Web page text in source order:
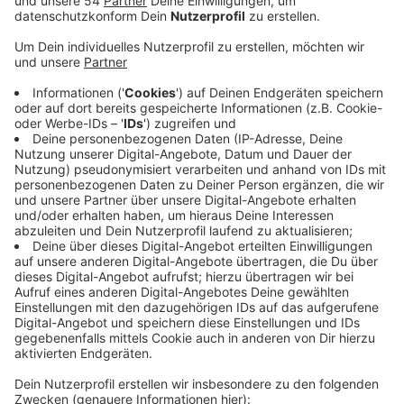
Anzeige
In den nächsten Tagen und Wochen sollen auch
entsprechende Schilder und Hinweistafeln aufgestellt
werden. Schon Anfang der Woche hatte die Stadt eine
erweiterte Maskenpflicht angeordnet. Sie gilt nach
wie vor in weiten Teilen der Innenstädte Gladbachs
und Rheydts - und eben auch auf dem Fahrrad oder E-
Scooter. Wo dort genau ein Mund-Nasen-Schutz
getragen werden muss, könnt Ihr auf radio901.de oder
auf der Website der Stadt nachlesen. Die ab heute
geltende Sperrstunde in der Gastronomie wirkt sich
auch auf die Nachtexpress-Linien der NEW am
Wochenende aus. Die entfallen freitags und samstags
nachts bis auf weiteres, schreibt die NEW. Der normale
Linienverkehr fährt aber weiter normal.